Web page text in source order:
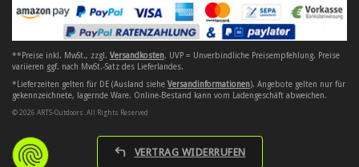
VERTRAG WIDERRUFEN
**Preise inkl. MwSt., zzgl. Versandkosten. UVP = Unverbindliche Preisempfehlung. Preise
variieren ggf. nach MwSt.-Satz des Lieferlandes.
*Lieferzeiten gelten für DE (Ausland siehe Versandinformationen). Angebote gelten nur für
gekennzeichnete, lagernde Ware. Online-Bestand kann vom Ladengeschäft abweichen.
© 2026 ARTS-Outdoors. All Rights Reserved